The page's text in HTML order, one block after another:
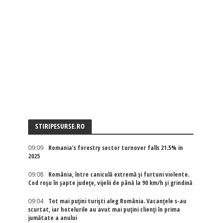
STIRIPESURSE.RO
09:09
Romania's forestry sector turnover falls 21.5% in
2025
09:08
România, între caniculă extremă și furtuni violente.
Cod roșu în șapte județe, vijelii de până la 90 km/h și grindină
09:04
Tot mai puțini turiști aleg România. Vacanțele s-au
scurtat, iar hotelurile au avut mai puțini clienți în prima
jumătate a anului